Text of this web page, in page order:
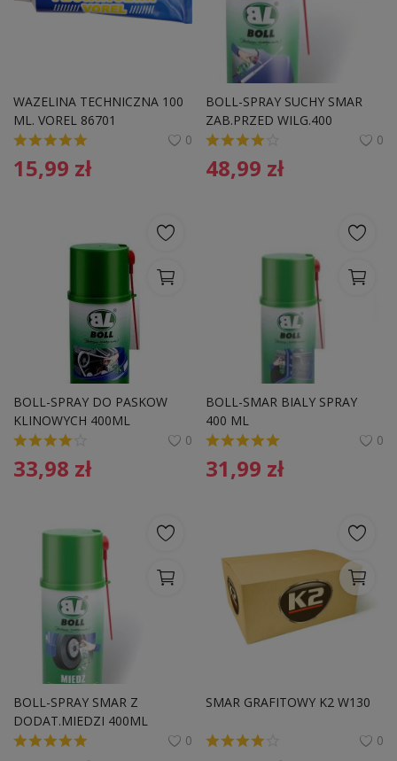
WAZELINA TECHNICZNA 100
ML. VOREL 86701
0
15,99 zł
BOLL-SPRAY SUCHY SMAR
ZAB.PRZED WILG.400
0
48,99 zł
BOLL-SPRAY DO PASKOW
KLINOWYCH 400ML
0
33,98 zł
BOLL-SMAR BIALY SPRAY
400 ML
0
31,99 zł
BOLL-SPRAY SMAR Z
DODAT.MIEDZI 400ML
0
SMAR GRAFITOWY K2 W130
0